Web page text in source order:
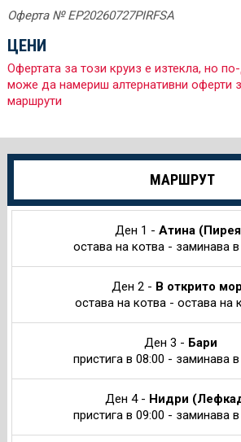
Оферта № EP20260727PIRFSA
ЦЕНИ
Офертата за този круиз е изтекла, но
може да намериш алтернативни оферти
маршрути
Още
за
МАРШРУТ
Ден 1 -Атина
остава на котва - заминава в
Ден 2 - В открито
остава на котва - остава на
Ден 3 - Бари
пристига в 08:00 - заминава
Ден 4 - Нидри
пристига в 09:00 - заминава